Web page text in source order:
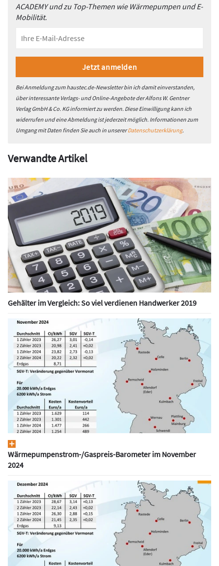
ACADEMY und zu Top-Themen wie Wärmepumpen und E-
Mobilität.
Bei Anmeldung zum haustec.de-Newsletter bin ich damit einverstanden,
über interessante Verlags- und Online-Angebote der Alfons W. Gentner
Verlag GmbH & Co. KG informiert zu werden. Diese Einwilligung kann ich
widerrufen und eine Abmeldung ist jederzeit möglich. Informationen zum
Umgang mit Daten finden Sie auch in unsererDatenschutzerklärung.
Verwandte Artikel
Gehälter im Vergleich: So viel verdienen Handwerker 2019
Wärmepumpen­strom-/Gas­preis­-Baro­meter im November
2024